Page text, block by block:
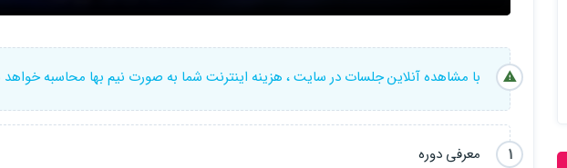
با مشاهده آنلاین جلسات در سایت ، هزینه اینترنت شما به صورت نیم بها محاسبه
1 معرفی دوره